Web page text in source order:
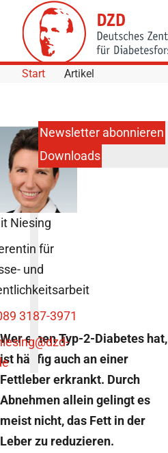
Skip to Content
Start Artikel
Wer einen Typ-2-Diabetes hat,
ist häufig auch an einer
Fettleber erkrankt. Durch
Abnehmen allein gelingt es
meist nicht, das Fett in der
Leber zu reduzieren.
Niesing
für
und
3187-3971
@dzd-
Newsletter abonnieren
Downloads